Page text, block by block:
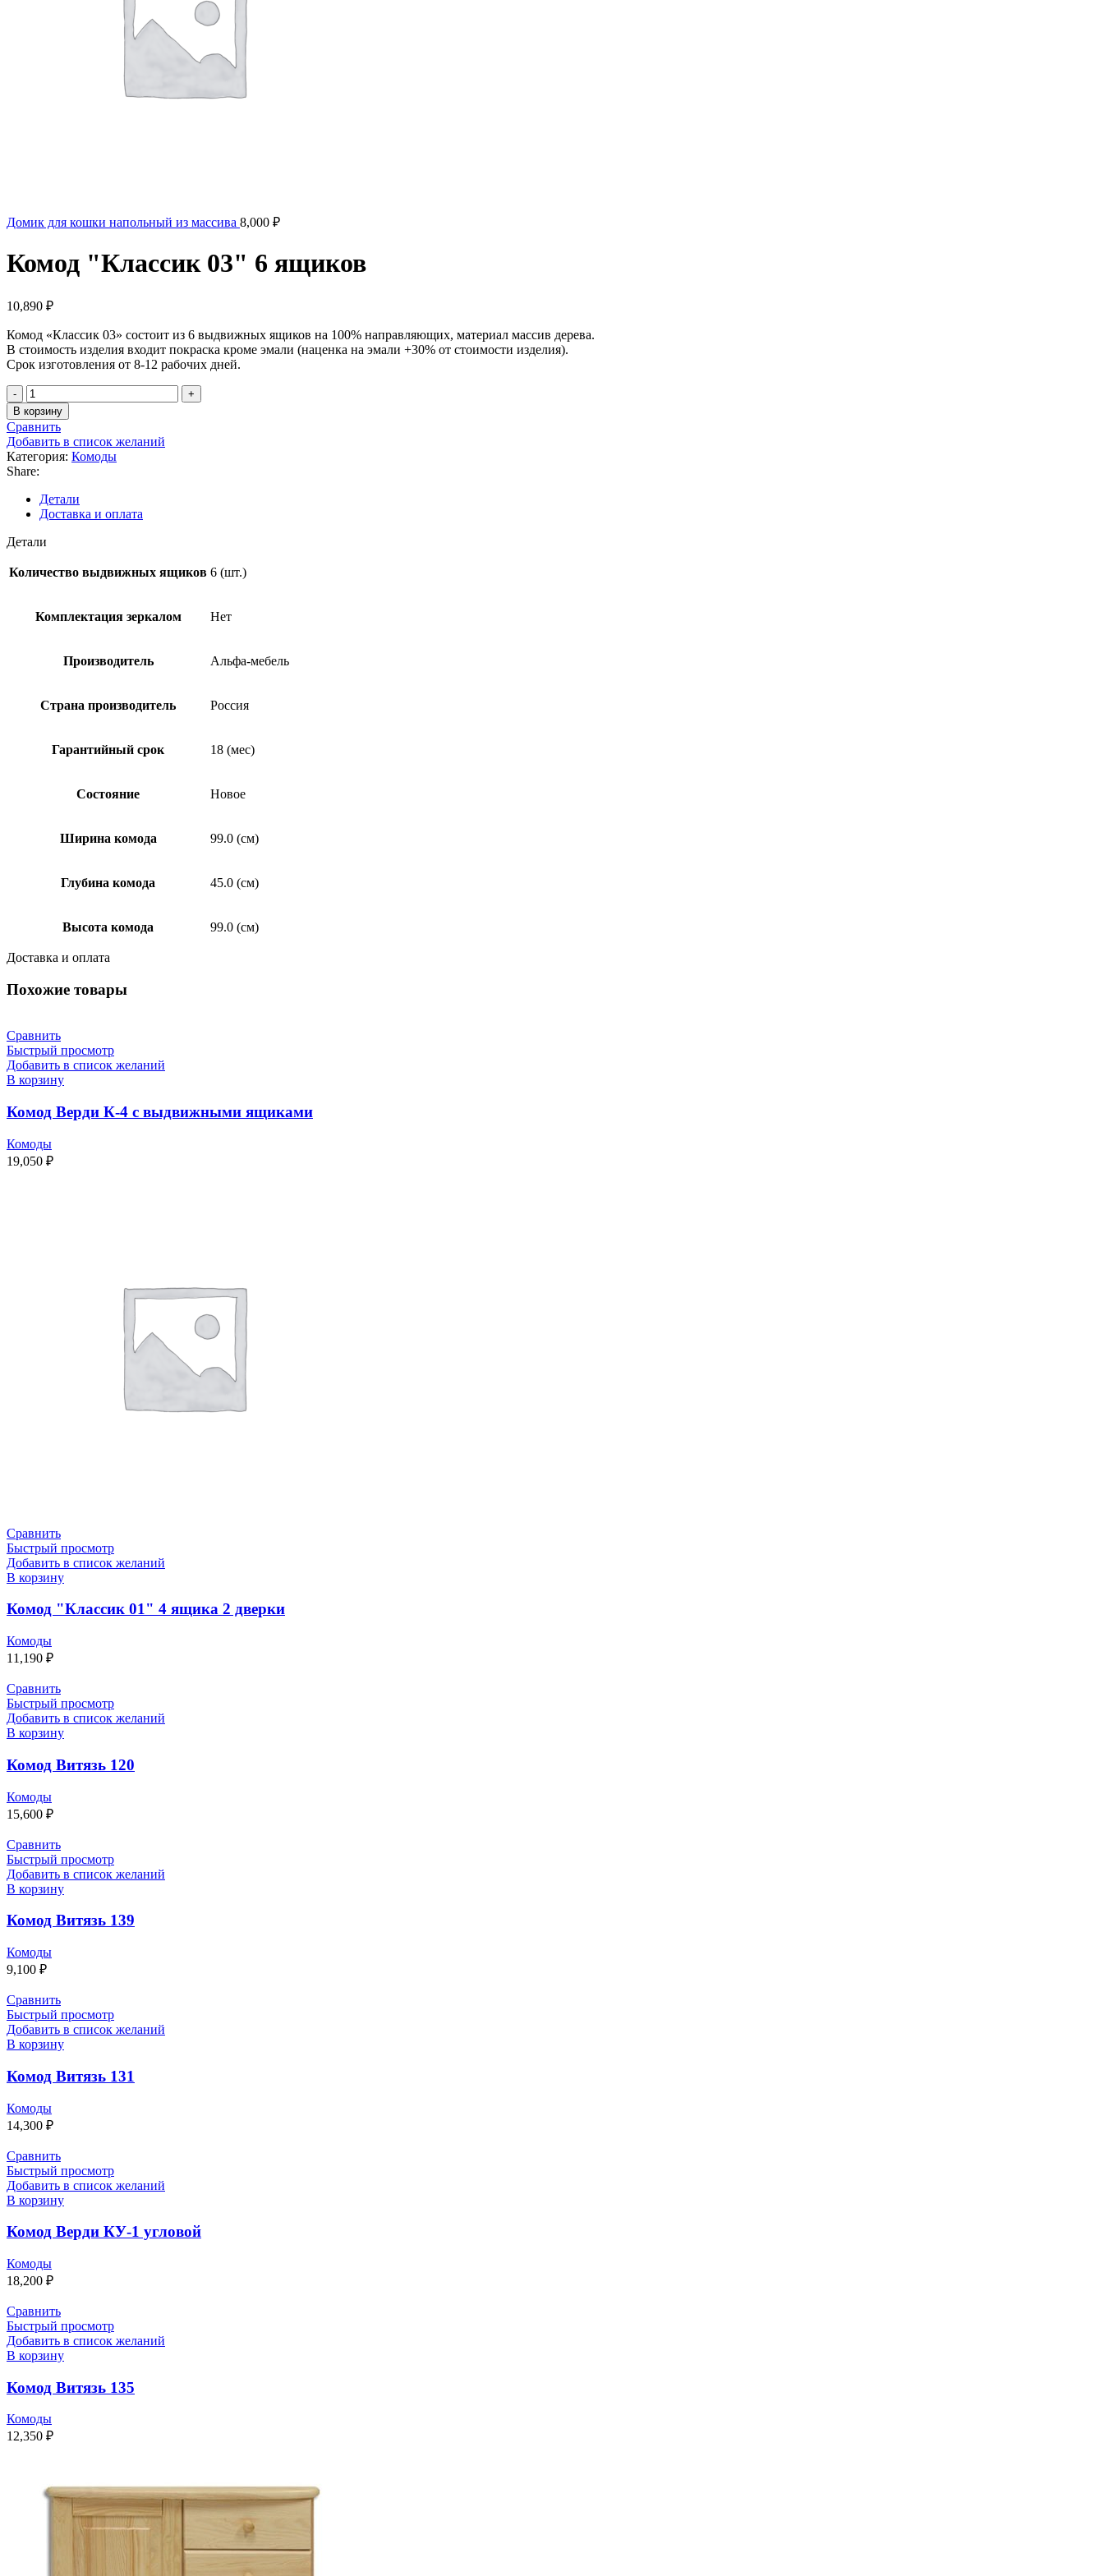
Домик для кошки напольный из массива 8,000 ₽
Комод "Классик 03" 6 ящиков
10,890 ₽
Комод «Классик 03» состоит из 6 выдвижных ящиков на 100% направляющих, материал массив дерева.
В стоимость изделия входит покраска кроме эмали (наценка на эмали +30% от стоимости изделия).
Срок изготовления от 8-12 рабочих дней.
В корзину
Сравнить
Добавить в список желаний
Категория: Комоды
Share:
Детали
Доставка и оплата
Детали
Количество выдвижных ящиков 6 (шт.)
Комплектация зеркалом Нет
Производитель Альфа-мебель
Страна производитель Россия
Гарантийный срок 18 (мес)
Состояние Новое
Ширина комода 99.0 (см)
Глубина комода 45.0 (см)
Высота комода 99.0 (см)
Доставка и оплата
Похожие товары
Сравнить
Быстрый просмотр
Добавить в список желаний
В корзину
Комод Верди К-4 с выдвижными ящиками
Комоды
19,050 ₽
Сравнить
Быстрый просмотр
Добавить в список желаний
В корзину
Комод "Классик 01" 4 ящика 2 дверки
Комоды
11,190 ₽
Сравнить
Быстрый просмотр
Добавить в список желаний
В корзину
Комод Витязь 120
Комоды
15,600 ₽
Сравнить
Быстрый просмотр
Добавить в список желаний
В корзину
Комод Витязь 139
Комоды
9,100 ₽
Сравнить
Быстрый просмотр
Добавить в список желаний
В корзину
Комод Витязь 131
Комоды
14,300 ₽
Сравнить
Быстрый просмотр
Добавить в список желаний
В корзину
Комод Верди КУ-1 угловой
Комоды
18,200 ₽
Сравнить
Быстрый просмотр
Добавить в список желаний
В корзину
Комод Витязь 135
Комоды
12,350 ₽